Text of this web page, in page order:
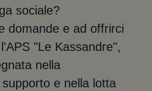
sociale?
domande e ad offrirci
"Le Kassandre",
nella
e nella lotta